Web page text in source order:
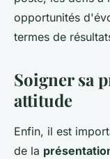
opportunités
termes de
Soigner sa
attitude
Enfin, il est
de la